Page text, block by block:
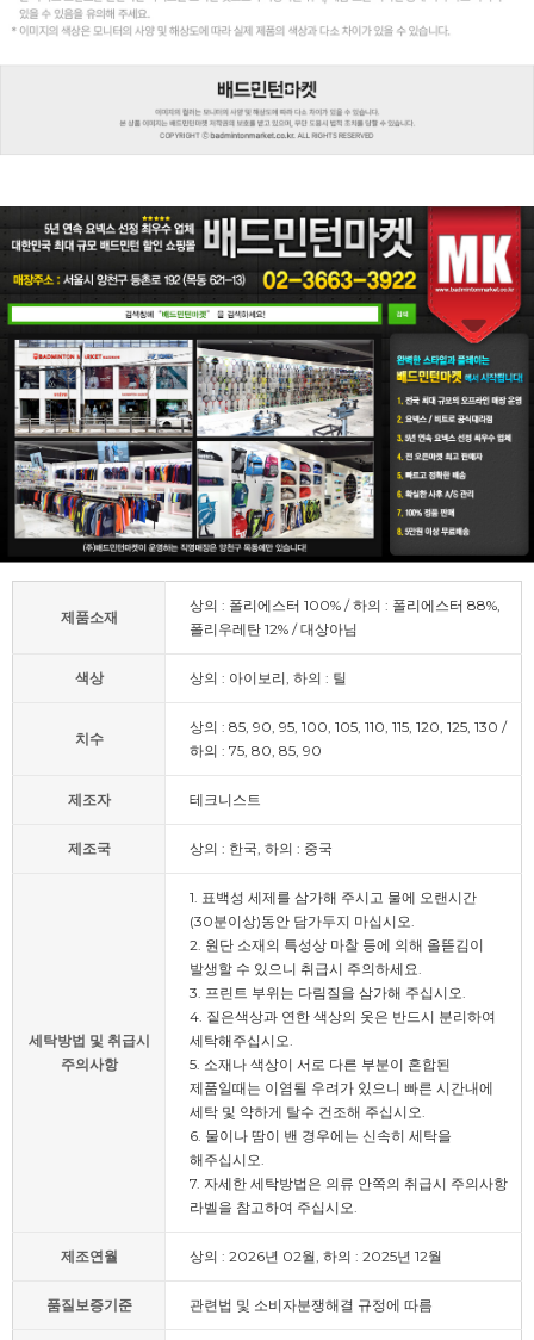
제품소재
상의 : 폴리에스터 100% / 하의 : 폴리에스터 88%,
폴리우레탄 12% / 대상아님
색상 상의 : 아이보리, 하의 : 틸
치수
상의 : 85, 90, 95, 100, 105, 110, 115, 120, 125, 130 /
하의 : 75, 80, 85, 90
제조자 테크니스트
제조국 상의 : 한국, 하의 : 중국
세탁방법 및 취급시
주의사항
1. 표백성 세제를 삼가해 주시고 물에 오랜시간
(30분이상)동안 담가두지 마십시오.
2. 원단 소재의 특성상 마찰 등에 의해 올뜯김이
발생할 수 있으니 취급시 주의하세요.
3. 프린트 부위는 다림질을 삼가해 주십시오.
4. 짙은색상과 연한 색상의 옷은 반드시 분리하여
세탁해주십시오.
5. 소재나 색상이 서로 다른 부분이 혼합된
제품일때는 이염될 우려가 있으니 빠른 시간내에
세탁 및 약하게 탈수 건조해 주십시오.
6. 물이나 땀이 밴 경우에는 신속히 세탁을
해주십시오.
7. 자세한 세탁방법은 의류 안쪽의 취급시 주의사항
라벨을 참고하여 주십시오.
제조연월 상의 : 2026년 02월, 하의 : 2025년 12월
품질보증기준 관련법 및 소비자분쟁해결 규정에 따름